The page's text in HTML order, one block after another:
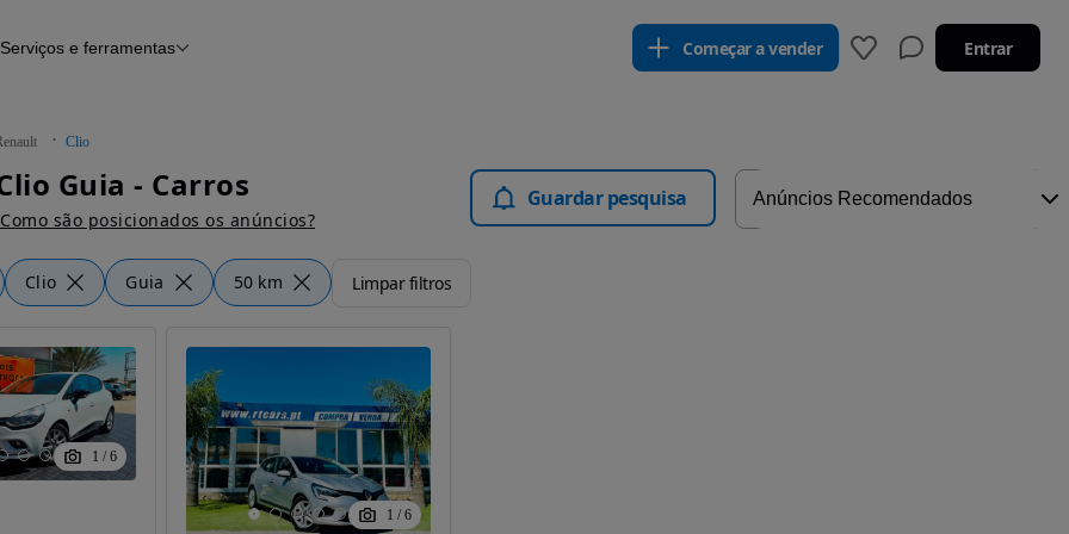
Histórico do veículo
Serviços e ferramentas Começar a vender Entrar
Clio
Guia - Carros
Como são posicionados os anúncios?
Guardar pesquisa
Clio Guia 50 km Limpar filtros
1 / 6
1 / 6